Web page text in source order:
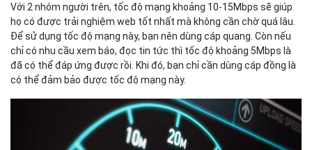
Với 2 nhóm người trên, tốc độ mạng khoảng 10-15Mbps sẽ giúp
họ có được trải nghiệm web tốt nhất mà không cần chờ quá lâu.
Để sử dụng tốc độ mạng này, bạn nên dùng cáp quang. Còn nếu
chỉ có nhu cầu xem báo, đọc tin tức thì tốc độ khoảng 5Mbps là
đã có thể đáp ứng được rồi. Khi đó, bạn chỉ cần dùng cáp đồng là
có thể đảm bảo được tốc độ mạng này.